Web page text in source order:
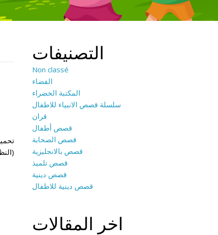
التصنيفات
Non classé
الفضاء
المكتبة الخضراء
سلسلة قصص الانبياء للاطفال
قران
قصص أطفال
قصص الصحابة
قصص بالانجليزية
قصص تلميذ
قصص دينية
قصص دينية للاطفال
اخر المقالات